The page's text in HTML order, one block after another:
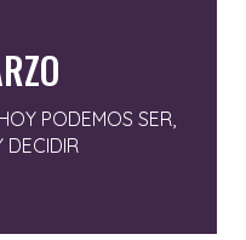
PODEMOS SER,
DECIDIR